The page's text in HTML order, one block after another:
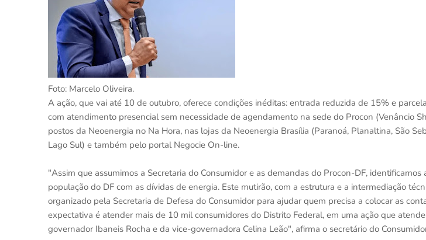
Foto: Marcelo Oliveira.
A ação, que vai até 10 de outubro, oferece condições inéditas: entrada reduzida de 15% e
com atendimento presencial sem necessidade de agendamento na sede do Procon (Venâncio
postos da Neoenergia no Na Hora, nas lojas da Neoenergia Brasília (Paranoá, Planaltina, São
Lago Sul) e também pelo portal Negocie On-line.
"Assim que assumimos a Secretaria do Consumidor e as demandas do Procon-DF, identificamos
população do DF com as dívidas de energia. Este mutirão, com a estrutura e a intermediação
organizado pela Secretaria de Defesa do Consumidor para ajudar quem precisa a colocar as
expectativa é atender mais de 10 mil consumidores do Distrito Federal, em uma ação que
governador Ibaneis Rocha e da vice-governadora Celina Leão", afirma o secretário do